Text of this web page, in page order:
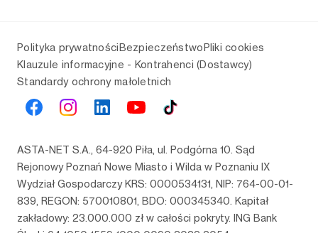
Polityka prywatnościBezpieczeństwoPliki cookies
Klauzule informacyjne - Kontrahenci (Dostawcy)
Standardy ochrony małoletnich
ASTA-NET S.A., 64-920 Piła, ul. Podgórna 10. Sąd
Rejonowy Poznań Nowe Miasto i Wilda w Poznaniu IX
Wydział Gospodarczy KRS: 0000534131, NIP: 764-00-01-
839, REGON: 570010801, BDO: 000345340. Kapitał
zakładowy: 23.000.000 zł w całości pokryty. ING Bank